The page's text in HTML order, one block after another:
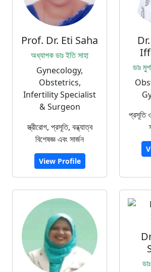
Prof. Dr. Eti Saha
অধ্যাপক ডাঃ ইতি সাহা
Gynecology,
Obstetrics,
Infertility Specialist
& Surgeon
স্ত্রীরোগ, প্রসূতি, বন্ধ্যাত্ব
বিশেষজ্ঞ এবং সার্জন
View Profile
ডাঃ
প্রসূতি